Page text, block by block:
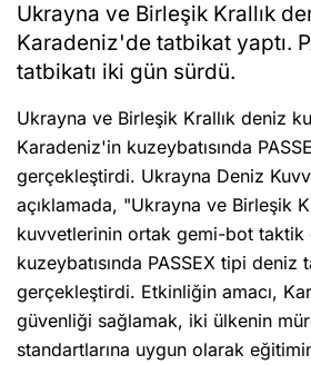
Ukrayna ve Birleşik Krallık
Karadeniz'de tatbikat yaptı.
tatbikatı iki gün sürdü.
Ukrayna ve Birleşik Krallık deniz
Karadeniz'in kuzeybatısında
gerçekleştirdi. Ukrayna Deniz
açıklamada, "Ukrayna ve Birleşik
kuvvetlerinin ortak gemi-bot taktik
kuzeybatısında PASSEX tipi deniz
gerçekleştirdi. Etkinliğin amacı,
güvenliği sağlamak, iki ülkenin
standartlarına uygun olarak